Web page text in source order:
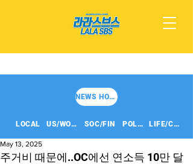
NEWS HOME
LOCAL US/WORLD SOC/FIN POLITICS LIFE/CULT
주거비 때문에..OC에선 연소득 10만 달
May 13, 2025